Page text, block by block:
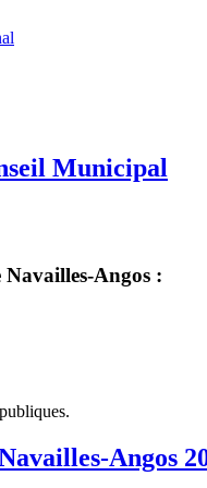
Municipal
Angos :
Angos